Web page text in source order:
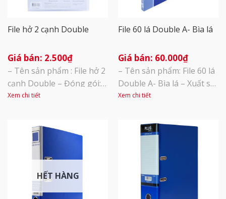
File hở 2 cạnh Double
2.500₫
– Tên sản phẩm : File hở 2
cạnh Double – Đóng gói:
Túi 12 chiếc – Với thiết kế
đơn giản hơn – Bảo vệ tài
liệu tối ưu – Màu trắng
giúp người dùng quan sát
Xem chi tiết
File 60 lá Double A- Bìa lá
60.000₫
– Tên sản phẩm: File 60 lá
Double A- Bìa lá – Xuất sứ:
Thái Lan – Kích thước:
đặc biệt chịu va đập cao –
Các lá có độ cao, dày dặn,
lá dễ tách miệng để lưu tài
liệu với độ dày 40mm. Có
thể chứa 10 tờ [...]
Xem chi tiết
HẾT HÀNG